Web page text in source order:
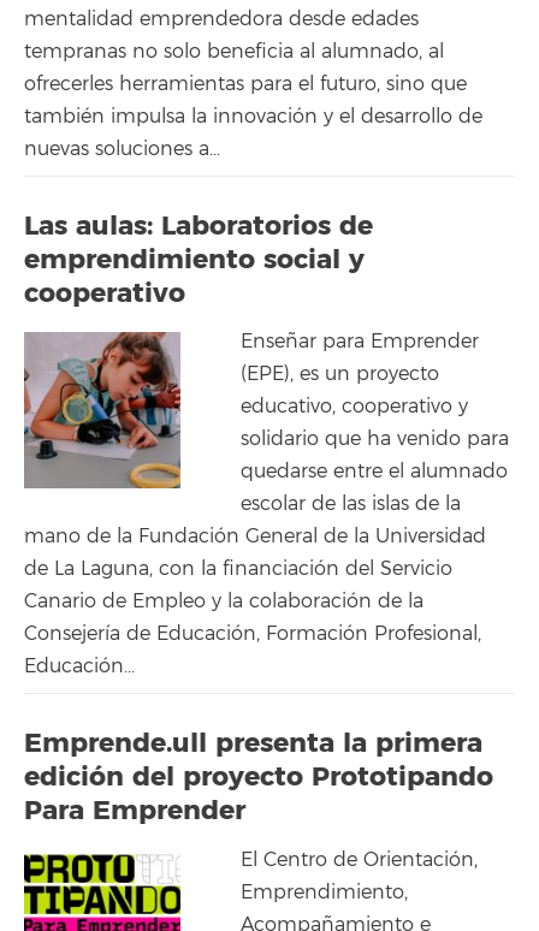
mentalidad emprendedora desde edades
tempranas no solo beneficia al alumnado, al
ofrecerles herramientas para el futuro, sino que
también impulsa la innovación y el desarrollo de
nuevas soluciones a...
Las aulas: Laboratorios de
emprendimiento social y
cooperativo
Enseñar para Emprender
(EPE), es un proyecto
educativo, cooperativo y
solidario que ha venido para
quedarse entre el alumnado
escolar de las islas de la
mano de la Fundación General de la Universidad
de La Laguna, con la financiación del Servicio
Canario de Empleo y la colaboración de la
Consejería de Educación, Formación Profesional,
Educación...
Emprende.ull presenta la primera
edición del proyecto Prototipando
Para Emprender
El Centro de Orientación,
Emprendimiento,
Acompañamiento e